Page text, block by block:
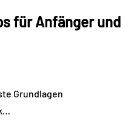
für Anfänger und
Grundlagen